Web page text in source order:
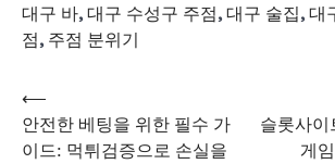
대구 바,대구 수성구 주점,대구 술집,대
점, 주점 분위기
글
⟵
안전한 베팅을 위한 필수 가
이드: 먹튀검증으로 손실을
슬롯사이
게